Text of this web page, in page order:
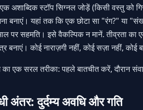
अशाब्दिक स्टॉप सिग्नल जोड़ें (किसी वस्तु को
बनाएं। यहां तक ​​कि एक छोटा सा "रंग?" या
पर सहमति। इसे वैकल्पिक न मानें. तीव्रता का
बनाएं। कोई नाराज़गी नहीं, कोई सज़ा नहीं,
का एक सरल तरीका: पहले बातचीत करें, दौरान
अंतर: दुर्दम्य अवधि और गति